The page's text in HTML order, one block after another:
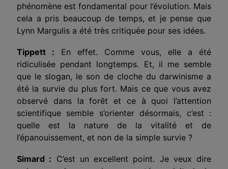
phénomène est fondamental pour l’évolution. Mais
cela a pris beaucoup de temps, et je pense que
Lynn Margulis a été très critiquée pour ses idées.
Tippett : En effet. Comme vous, elle a été
ridiculisée pendant longtemps. Et, il me semble
que le slogan, le son de cloche du darwinisme a
été la survie du plus fort. Mais ce que vous avez
observé dans la forêt et ce à quoi l’attention
scientifique semble s’orienterdésormais, c’est :
quelle est la nature de la vitalité et de
l’épanouissement, et non de la simple survie ?
Simard : C’est un excellent point. Je veux dire